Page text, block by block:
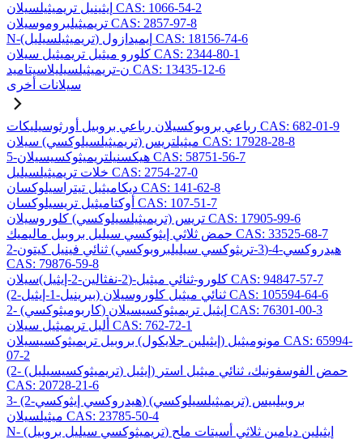
إيثينيل تريميثيلسيلان CAS: 1066-54-2
تريميثيلبروموسيلان CAS: 2857-97-8
N-(تريميثيلسيليل) إيميدازول CAS: 18156-74-6
كلورو ميثيل تريميثيل سيلان CAS: 2344-80-1
ن-تريميثيلسيليلاسيتاميد CAS: 13435-12-6
سيلانات أخرى
رباعي بروبوكسيلان رباعي بروبيل أورثوسيليكات CAS: 682-01-9
ميثيلتريس (تريميثيلسيلوكسي) سيلان CAS: 17928-28-8
5-هيكسنيلتريميثوكسيسيلان CAS: 58751-56-7
خلات تريميثيلسيليل CAS: 2754-27-0
ديكاميثيل تيتراسيلوكسان CAS: 141-62-8
أوكتاميثيل تريسيلوكسان CAS: 107-51-7
تريس (تريميثيلسيلوكسي) كلوروسيلان CAS: 17905-99-6
حمض ثلاثي إيثوكسي سيليل بروبيل ماليميك CAS: 33525-68-7
2-هيدروكسي-4-(3-تريثوكسي سيليلبروبوكسي) ثنائي فينيل كيتون
CAS: 79876-59-8
كلورو-ثنائي ميثيل-(2-نفثالين-2-إيثيل)سيلان CAS: 94847-57-7
(2-بيرينيل-1-إيثيل) ثنائي ميثيل كلوروسيلان CAS: 105594-64-6
2- (كاربوميثوكسي) إيثيل تريميثوكسيسيلان CAS: 76301-00-3
أليل تريميثيل سيلان CAS: 762-72-1
مونوميثيل (إيثيلين جلايكول) بروبيل تريميثوكسيسيلان CAS: 65994-
07-2
(2- (تريميثوكسيسيليل) إيثيل) حمض الفوسفونيك، ثنائي ميثيل استر
CAS: 20728-21-6
3- (2-هيدروكسي إيثوكسي) بروبيلبيس (تريميثيلسيلوكسي)
ميثيلسيلان CAS: 23785-50-4
N- (تريميثوكسي سيليل بروبيل) إيثيلين ديامين ثلاثي أسيتات ملح